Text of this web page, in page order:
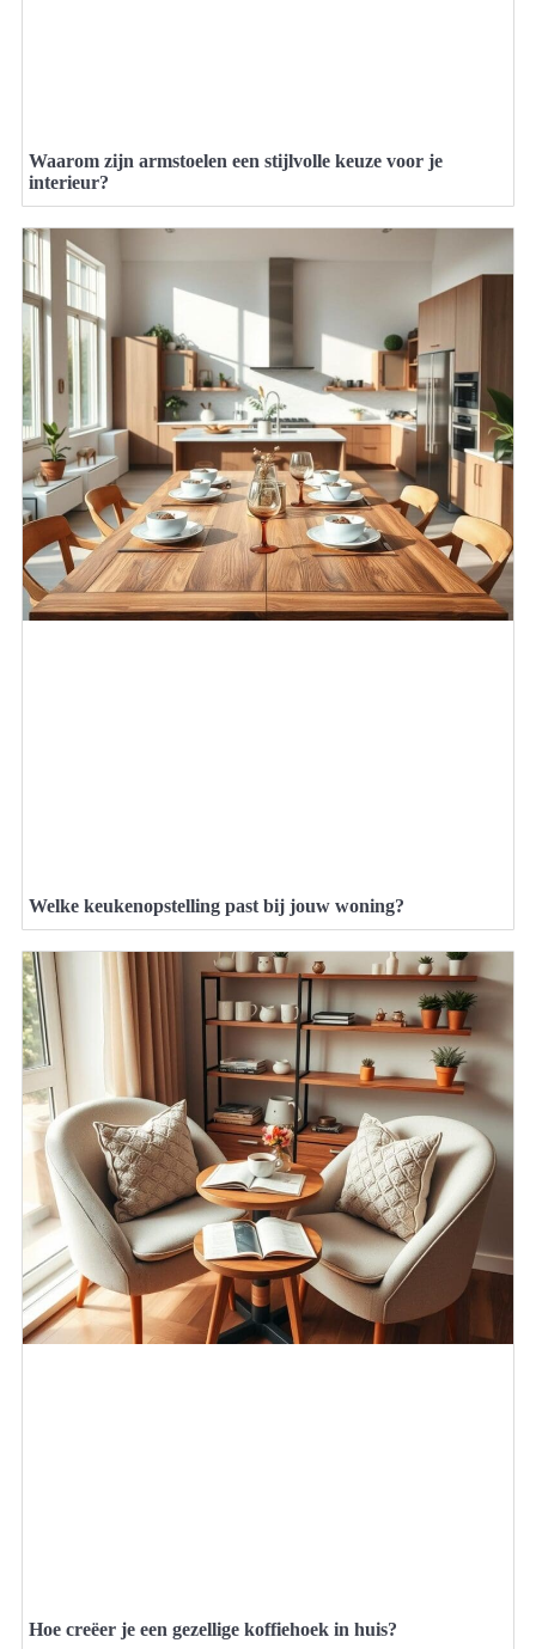
Waarom zijn armstoelen een stijlvolle keuze voor je
interieur?
Welke keukenopstelling past bij jouw woning?
Hoe creëer je een gezellige koffiehoek in huis?